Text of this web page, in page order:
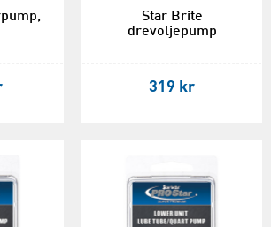
Star Brite
drevoljepump
319 kr